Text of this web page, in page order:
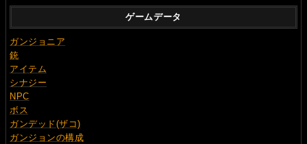
ゲームデータ
ガンジョニア
銃
アイテム
シナジー
NPC
ボス
ガンデッド(ザコ)
ガンジョンの構成